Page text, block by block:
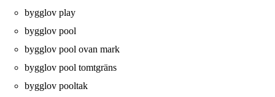
bygglov play
bygglov pool
bygglov pool ovan mark
bygglov pool tomtgräns
bygglov pooltak